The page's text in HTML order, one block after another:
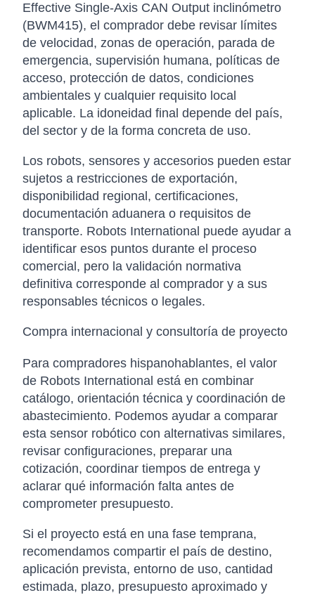
Effective Single-Axis CAN Output inclinómetro
(BWM415), el comprador debe revisar límites
de velocidad, zonas de operación, parada de
emergencia, supervisión humana, políticas de
acceso, protección de datos, condiciones
ambientales y cualquier requisito local
aplicable. La idoneidad final depende del país,
del sector y de la forma concreta de uso.
Los robots, sensores y accesorios pueden estar
sujetos a restricciones de exportación,
disponibilidad regional, certificaciones,
documentación aduanera o requisitos de
transporte. Robots International puede ayudar a
identificar esos puntos durante el proceso
comercial, pero la validación normativa
definitiva corresponde al comprador y a sus
responsables técnicos o legales.
Compra internacional y consultoría de proyecto
Para compradores hispanohablantes, el valor
de Robots International está en combinar
catálogo, orientación técnica y coordinación de
abastecimiento. Podemos ayudar a comparar
esta sensor robótico con alternativas similares,
revisar configuraciones, preparar una
cotización, coordinar tiempos de entrega y
aclarar qué información falta antes de
comprometer presupuesto.
Si el proyecto está en una fase temprana,
recomendamos compartir el país de destino,
aplicación prevista, entorno de uso, cantidad
estimada, plazo, presupuesto aproximado y